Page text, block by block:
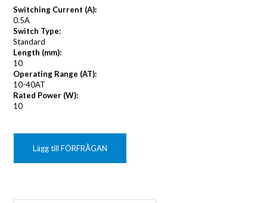
Switching Current (A):
0.5A
Switch Type:
Standard
Length (mm):
10
Operating Range (AT):
10-40AT
Rated Power (W):
10
Lägg till FÖRFRÅGAN